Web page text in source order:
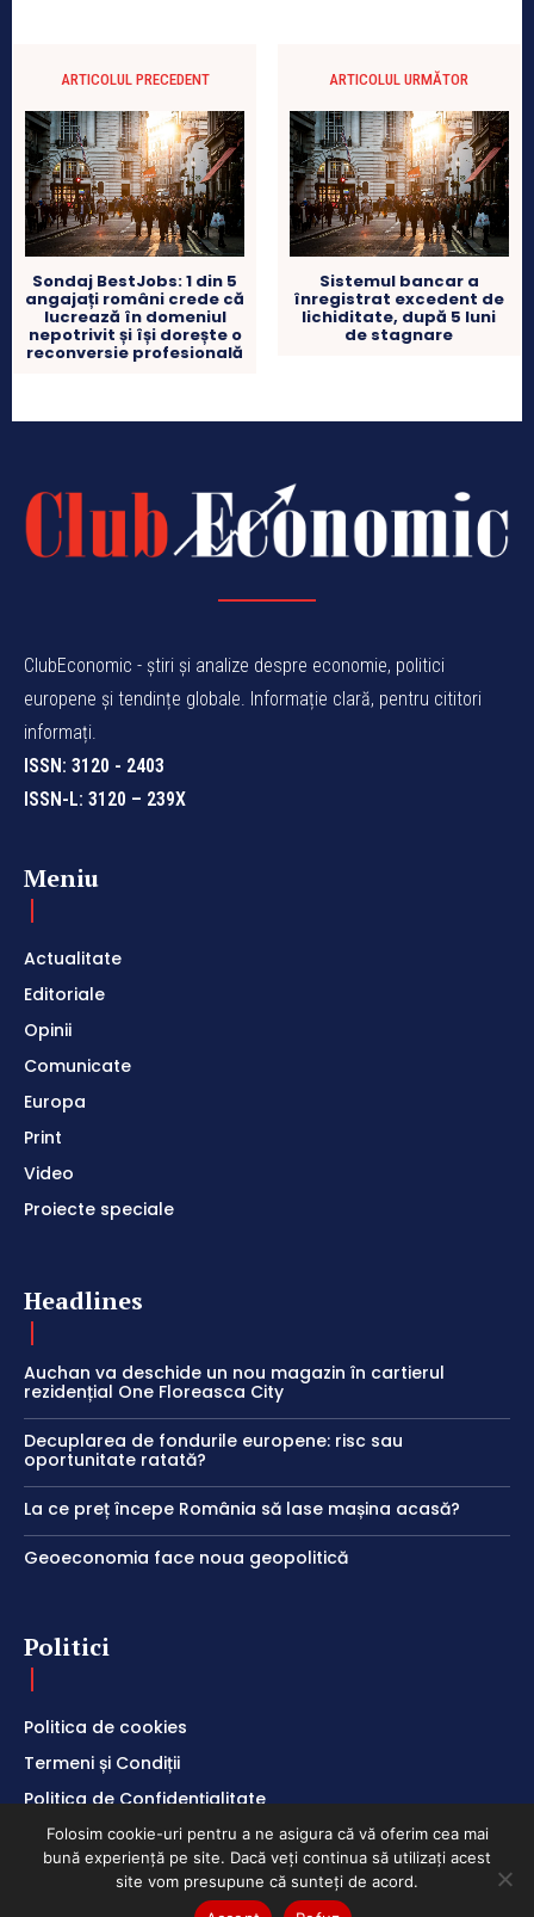
ARTICOLUL PRECEDENT
Sondaj BestJobs: 1 din 5
angajați români crede că
lucrează în domeniul
nepotrivit și își dorește o
reconversie profesională
ARTICOLUL URMĂTOR
Sistemul bancar a
înregistrat excedent de
lichiditate, după 5 luni
de stagnare
ClubEconomic - știri și analize despre economie, politici
europene și tendințe globale. Informație clară, pentru cititori
informați.
ISSN: 3120 - 2403
ISSN-L: 3120 – 239X
Meniu
Actualitate
Editoriale
Opinii
Comunicate
Europa
Print
Video
Proiecte speciale
Headlines
Auchan va deschide un nou magazin în cartierul
rezidențial One Floreasca City
Decuplarea de fondurile europene: risc sau
oportunitate ratată?
La ce preț începe România să lase mașina acasă?
Geoeconomia face noua geopolitică
Politici
Politica de cookies
Termeni și Condiții
Politica de Confidențialitate
Folosim cookie-uri pentru a ne asigura că vă oferim cea mai
bună experiență pe site. Dacă veți continua să utilizați acest
site vom presupune că sunteți de acord.